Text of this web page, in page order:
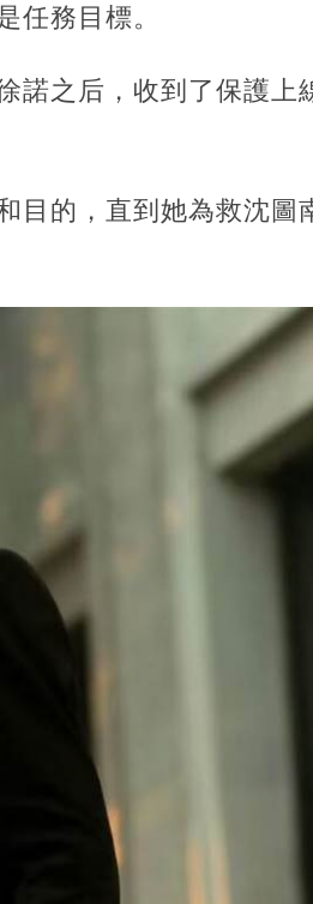
任務目標。
諾之后，收到了保護上
目的，直到她為救沈圖